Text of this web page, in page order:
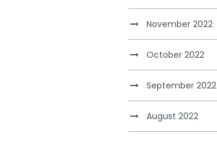
November 2022
October 2022
September 2022
August 2022